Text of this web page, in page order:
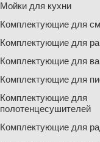
Мойки для кухни
Комплектующие для
Комплектующие для
Комплектующие для
Комплектующие для
Комплектующие для
полотенцесушителей
Комплектующие для